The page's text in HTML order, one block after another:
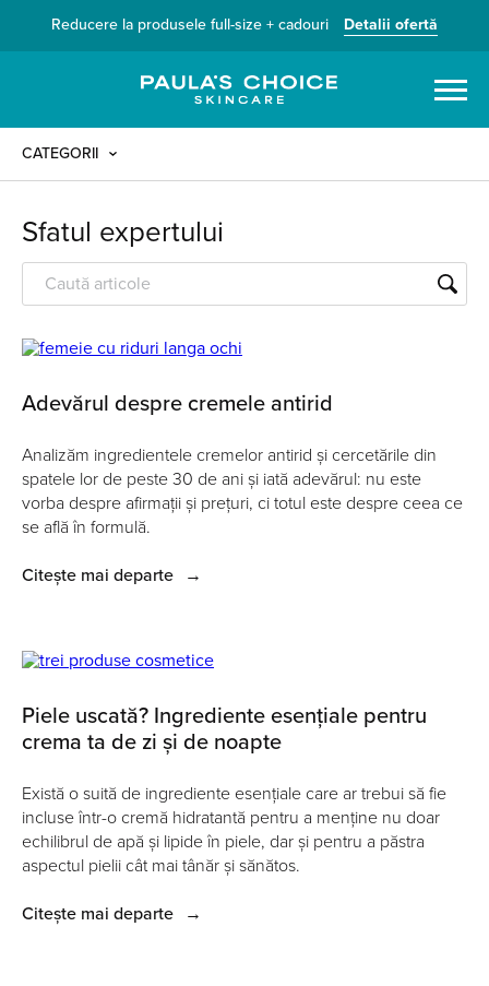
Reducere la produsele full-size + cadouri Detalii ofertă
CATEGORII
Sfatul expertului
Adevărul despre cremele antirid
Analizăm ingredientele cremelor antirid și cercetările din
spatele lor de peste 30 de ani și iată adevărul: nu este
vorba despre afirmații și prețuri, ci totul este despre ceea ce
se află în formulă.
Citește mai departe →
Piele uscată? Ingrediente esențiale pentru
crema ta de zi și de noapte
Există o suită de ingrediente esențiale care ar trebui să fie
incluse într-o cremă hidratantă pentru a menține nu doar
echilibrul de apă și lipide în piele, dar și pentru a păstra
aspectul pielii cât mai tânăr și sănătos.
Citește mai departe →